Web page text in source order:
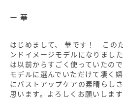
華
はじめまして、 華です！ この
ンドイメージモデルになりま
は以前からすごく使っていたの
モデルに選んでいただけて凄く
にバストアップケアの素晴らし
思います。よろしくお願いします